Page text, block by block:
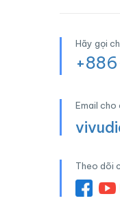
Hãy gọi
Email cho
Theo dõi